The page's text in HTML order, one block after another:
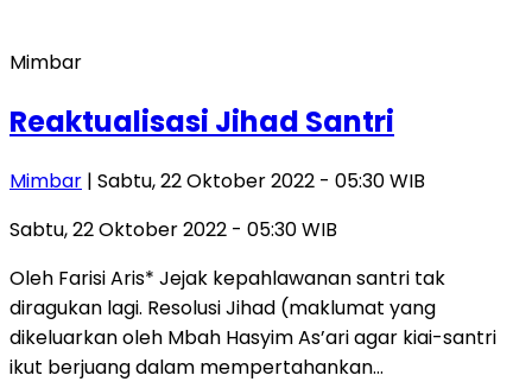
Mimbar
Reaktualisasi Jihad Santri
Mimbar | Sabtu, 22 Oktober 2022 - 05:30 WIB
Sabtu, 22 Oktober 2022 - 05:30 WIB
Oleh Farisi Aris* Jejak kepahlawanan santri tak
diragukan lagi. Resolusi Jihad (maklumat yang
dikeluarkan oleh Mbah Hasyim As’ari agar kiai-santri
ikut berjuang dalam mempertahankan…